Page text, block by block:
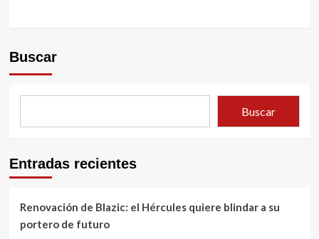
Buscar
Buscar
Entradas recientes
Renovación de Blazic: el Hércules quiere blindar a su
portero de futuro